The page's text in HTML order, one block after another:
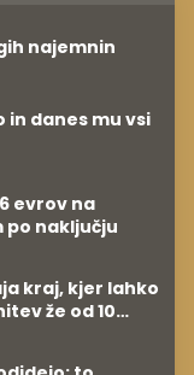
najemnin
in danes mu vsi
evrov na
po naključju
kraj, kjer lahko
že od 10